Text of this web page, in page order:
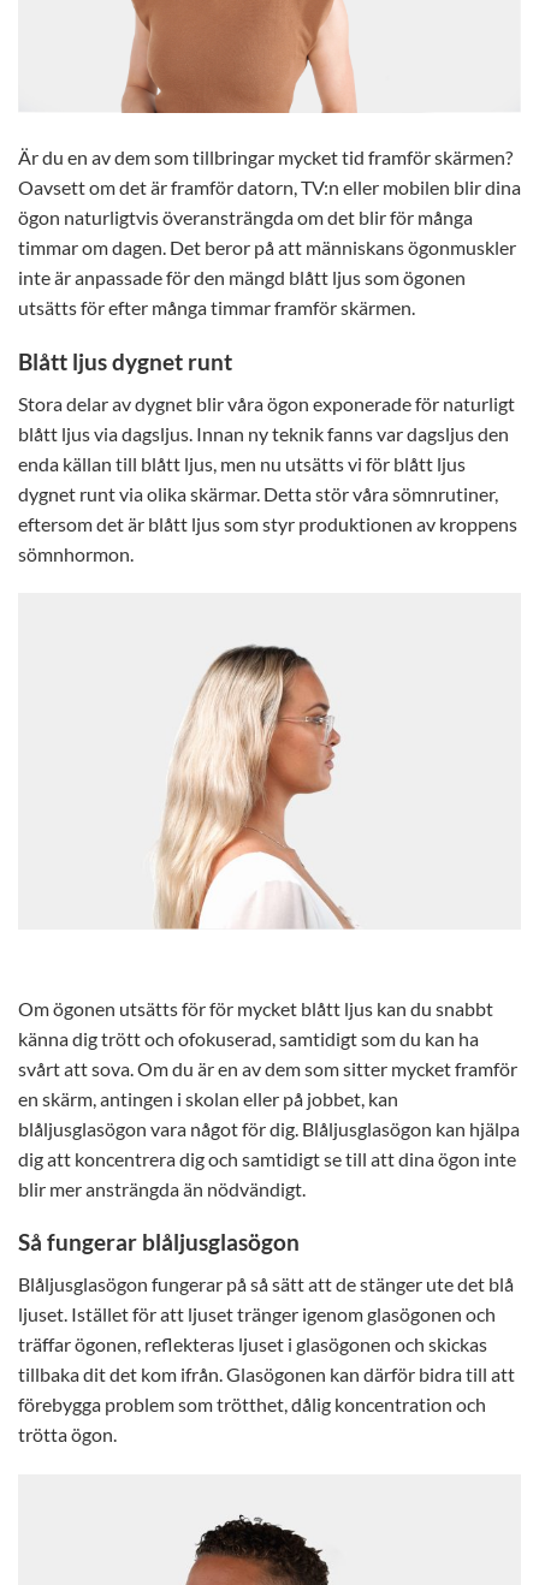
Är du en av dem som tillbringar mycket tid framför skärmen?
Oavsett om det är framför datorn, TV:n eller mobilen blir dina
ögon naturligtvis överansträngda om det blir för många
timmar om dagen. Det beror på att människans ögonmuskler
inte är anpassade för den mängd blått ljus som ögonen
utsätts för efter många timmar framför skärmen.
Blått ljus dygnet runt
Stora delar av dygnet blir våra ögon exponerade för naturligt
blått ljus via dagsljus. Innan ny teknik fanns var dagsljus den
enda källan till blått ljus, men nu utsätts vi för blått ljus
dygnet runt via olika skärmar. Detta stör våra sömnrutiner,
eftersom det är blått ljus som styr produktionen av kroppens
sömnhormon.
Om ögonen utsätts för för mycket blått ljus kan du snabbt
känna dig trött och ofokuserad, samtidigt som du kan ha
svårt att sova. Om du är en av dem som sitter mycket framför
en skärm, antingen i skolan eller på jobbet, kan
blåljusglasögon vara något för dig. Blåljusglasögon kan hjälpa
dig att koncentrera dig och samtidigt se till att dina ögon inte
blir mer ansträngda än nödvändigt.
Så fungerar blåljusglasögon
Blåljusglasögon fungerar på så sätt att de stänger ute det blå
ljuset. Istället för att ljuset tränger igenom glasögonen och
träffar ögonen, reflekteras ljuset i glasögonen och skickas
tillbaka dit det kom ifrån. Glasögonen kan därför bidra till att
förebygga problem som trötthet, dålig koncentration och
trötta ögon.